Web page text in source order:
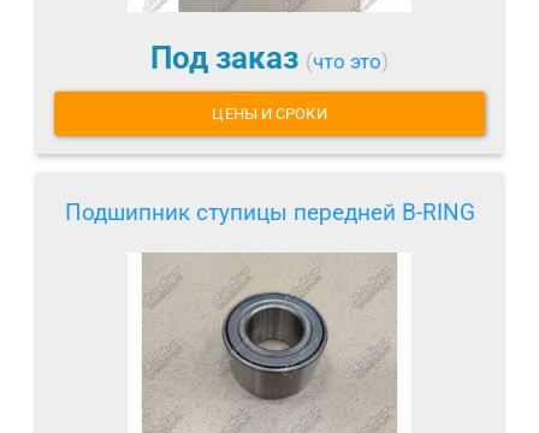
Под заказ (что это)
ЦЕНЫ И СРОКИ
Подшипник ступицы передней B-RING